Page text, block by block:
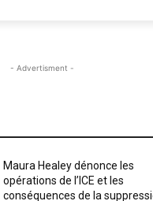
- Advertisment -
Maura Healey dénonce les
opérations de l’ICE et les
conséquences de la